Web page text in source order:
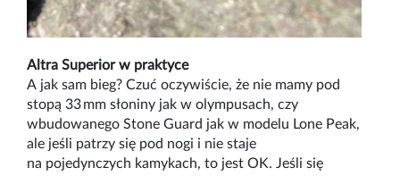
Altra Superior w praktyce
A jak sam bieg? Czuć oczywiście, że nie mamy pod
stopą 33mm słoniny jak w o lympusach, czy
wbudowanego Stone Guard jak w modelu Lone Peak,
ale jeśli patrzy się pod nogi i nie staje
na pojedynczych kamykach, to jest OK. Jeśli się